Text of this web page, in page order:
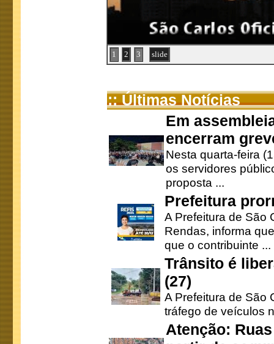
1 2 3 slide
:: Últimas Notícias
Em
encerram
Nesta quarta-feira
os servidores
proposta ...
Prefeitura
A Prefeitura de São
Rendas, informa
que o contribuinte ...
Trânsito é
(27)
A Prefeitura de São
tráfego de veículos
Atenção: